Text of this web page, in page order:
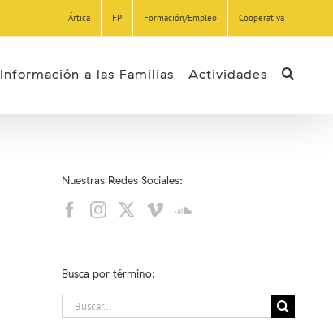
Ártica FP Formación/Empleo Cooperativa
Información a las Familias Actividades
Nuestras Redes Sociales:
Busca por término:
Buscar: